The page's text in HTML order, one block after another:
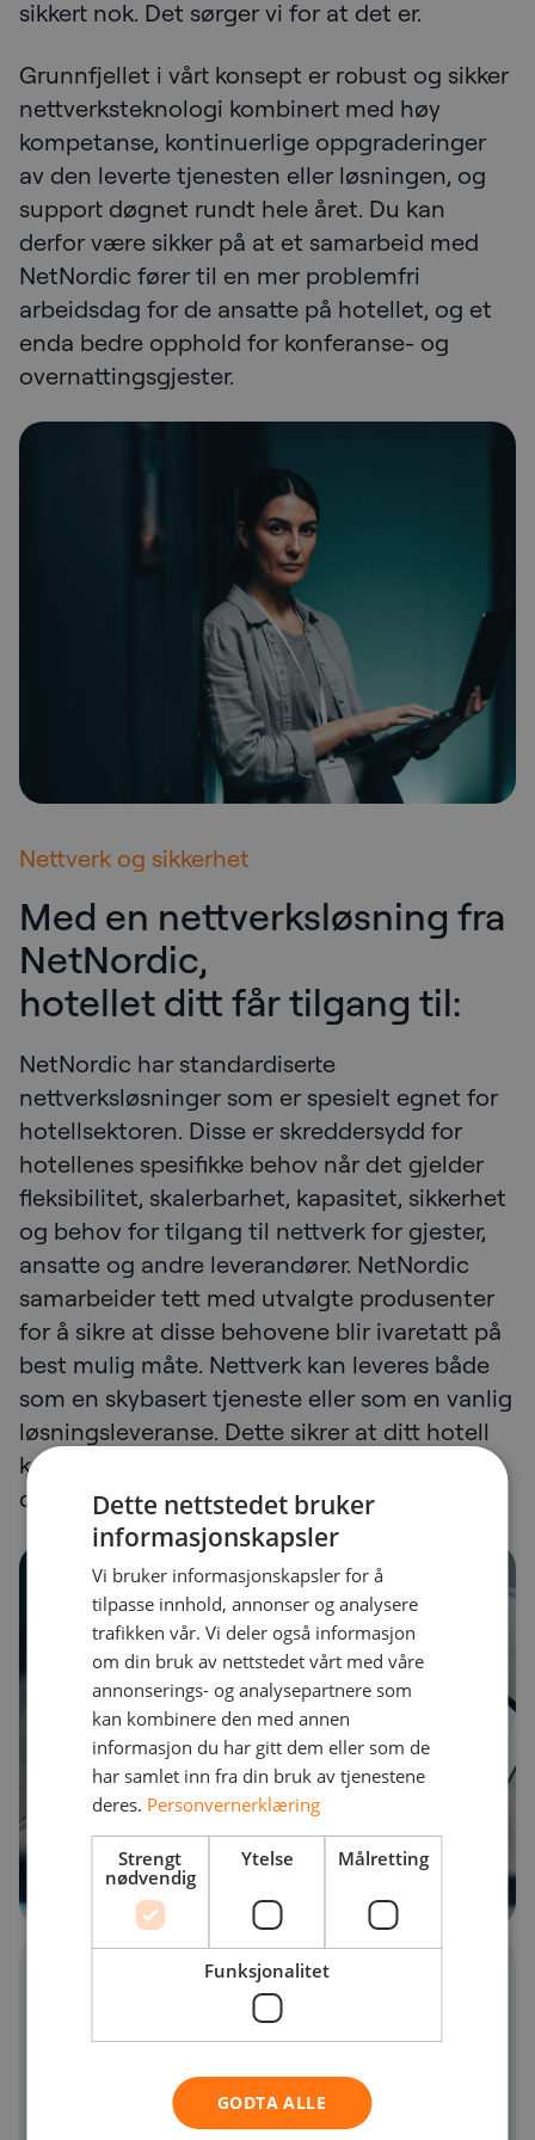
sikkert nok. Det sørger vi for at det er.
Grunnfjellet i vårt konsept er robust og sikker
nettverksteknologi kombinert med høy
kompetanse, kontinuerlige oppgraderinger
av den leverte tjenesten eller løsningen, og
support døgnet rundt hele året. Du kan
derfor være sikker på at et samarbeid med
NetNordic fører til en mer problemfri
arbeidsdag for de ansatte på hotellet, og et
enda bedre opphold for konferanse- og
overnattingsgjester.
Nettverk og sikkerhet
Med en nettverksløsning fra
NetNordic,
hotellet ditt får tilgang til:
NetNordic har standardiserte
nettverksløsninger som er spesielt egnet for
hotellsektoren. Disse er skreddersydd for
hotellenes spesifikke behov når det gjelder
fleksibilitet, skalerbarhet, kapasitet, sikkerhet
og behov for tilgang til nettverk for gjester,
ansatte og andre leverandører. NetNordic
samarbeider tett med utvalgte produsenter
for å sikre at disse behovene blir ivaretatt på
best mulig måte. Nettverk kan leveres både
som en skybasert tjeneste eller som en vanlig
løsningsleveranse. Dette sikrer at ditt hotell
kan få en løsning som er skreddersydd til
deres unike behov.
24/7/365 service og support i tilfelle feil.
Kontinuerlig oppgradering og
oppdatering av nettverket.
Teknologi fra de ledende produsentene i
Dette nettstedet bruker
informasjonskapsler
Vi bruker informasjonskapsler for å
tilpasse innhold, annonser og analysere
trafikken vår. Vi deler også informasjon
om din bruk av nettstedet vårt med våre
annonserings- og analysepartnere som
kan kombinere den med annen
informasjon du har gitt dem eller som de
har samlet inn fra din bruk av tjenestene
deres. Personvernerklæring
Strengt
nødvendig
Ytelse Målretting
Funksjonalitet
GODTA ALLE